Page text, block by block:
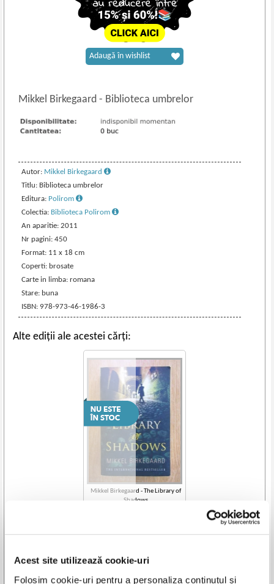
Acest site utilizează cookie-uri
Folosim cookie-uri pentru a personaliza conținutul și
Mikkel Birkegaard- Biblioteca umbrelor
Autor: Mikkel Birkegaard
Titlu: Biblioteca umbrelor
Editura: Polirom
Colectia: Biblioteca Polirom
An aparitie: 2011
Nr pagini: 450
Format: 11 x 18 cm
Coperti: brosate
Carte in limba: romana
Stare: buna
ISBN: 978-973-46-1986-3
Adaugă în wishlist
Alte ediții ale acestei cărți:
Mikkel Birkegaard - The Library of
Shadows
Vezi toate edițiile »